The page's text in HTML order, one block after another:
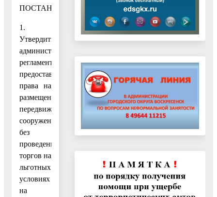
ПОСТАНОВЛЯЮ:
1.
Утвердить
административный
регламент
предоставления
права на
размещение
передвижного
сооружения
без
проведения
торгов на
льготных
условиях
на